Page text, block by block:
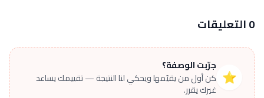
0 التعليقات
⭐
جرّبت الوصفة؟
كن أول من يقيّمها ويحكي لنا النتيجة — تقييمك يساعد
غيرك يقرر.